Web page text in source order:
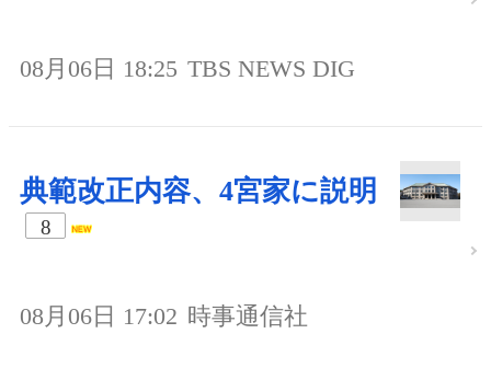
08月06日 18:25 TBS NEWS DIG
典範改正内容、4宮家に説明
8
08月06日 17:02 時事通信社